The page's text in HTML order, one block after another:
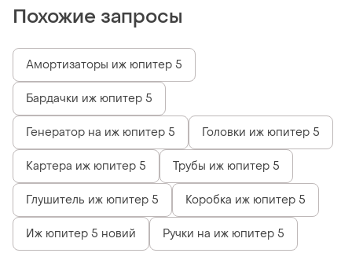
Похожие запросы
Амортизаторы иж юпитер 5
Бардачки иж юпитер 5
Генератор на иж юпитер 5 Головки иж юпитер 5
Картера иж юпитер 5 Трубы иж юпитер 5
Глушитель иж юпитер 5 Коробка иж юпитер 5
Иж юпитер 5 новий Ручки на иж юпитер 5